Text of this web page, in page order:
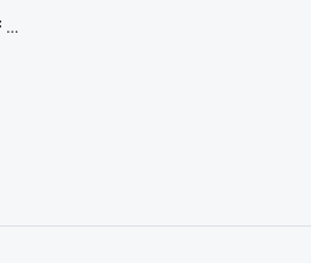
Oavgjort för Hässleholms IF borta mot Ängelholms FF